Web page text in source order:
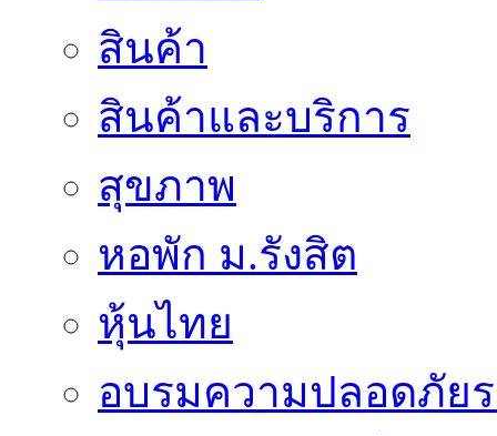
สินค้า
สินค้าและบริการ
สุขภาพ
หอพัก ม.รังสิต
หุ้นไทย
อบรมความปลอดภัย